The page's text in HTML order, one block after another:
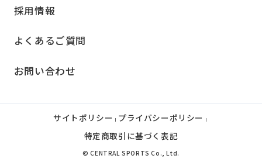
採用情報
よくあるご質問
お問い合わせ
サイトポリシー | プライバシーポリシー |
特定商取引に基づく表記
© CENTRAL SPORTS Co., Ltd.